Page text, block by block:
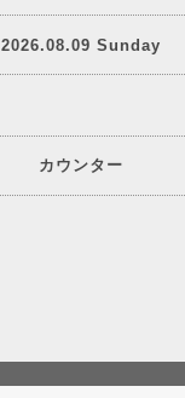
2026.08.09 Sunday
カウンター